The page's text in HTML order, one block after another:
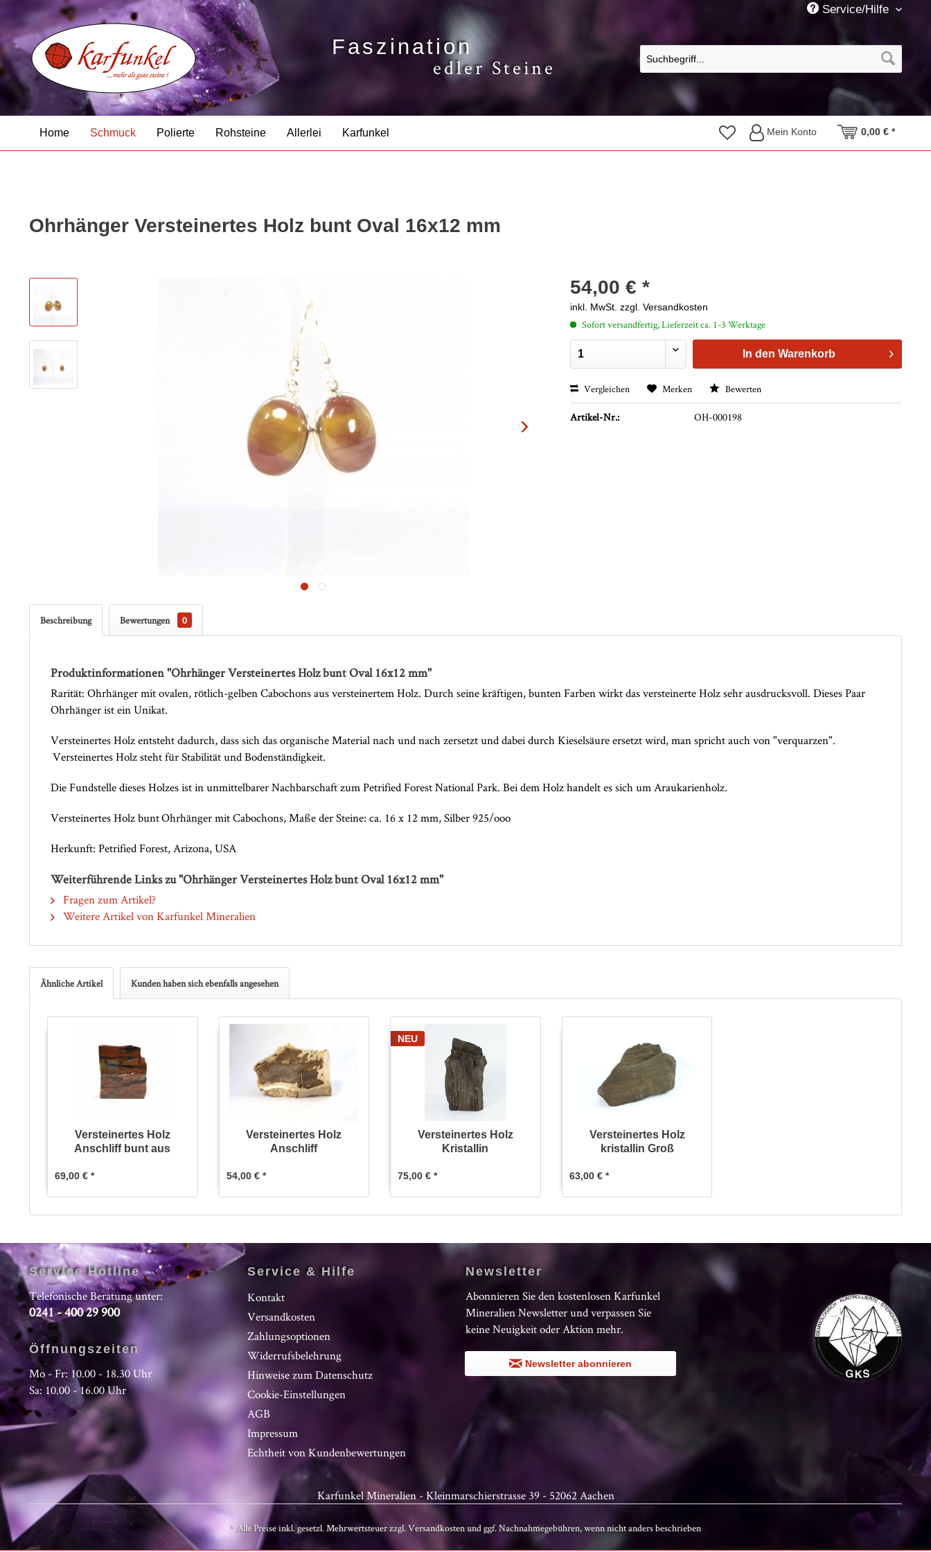
Service/Hilfe
Faszination
edler Steine
Home Schmuck Polierte Rohsteine Allerlei Karfunkel Mein Konto 0,00 € *
Ohrhänger Versteinertes Holz bunt Oval 16x12 mm
54,00 € *
inkl. MwSt.zzgl. Versandkosten
Sofort versandfertig, Lieferzeit ca. 1-3 Werktage
In den Warenkorb
Vergleichen Merken Bewerten
Artikel-Nr.: OH-000198
Beschreibung Bewertungen 0
Produktinformationen "Ohrhänger Versteinertes Holz bunt Oval 16x12 mm"
Rarität: Ohrhänger mit ovalen, rötlich-gelben Cabochons aus versteinertem Holz. Durch seine kräftigen, bunten Farben wirkt das versteinerte Holz sehr ausdrucksvoll. Dieses Paar
Ohrhänger ist ein Unikat.
Versteinertes Holz entsteht dadurch, dass sich das organische Material nach und nach zersetzt und dabei durch Kieselsäure ersetzt wird, man spricht auch von "verquarzen".
Versteinertes Holz steht für Stabilität und Bodenständigkeit.
Die Fundstelle dieses Holzes ist in unmittelbarer Nachbarschaft zum Petrified Forest National Park. Bei dem Holz handelt es sich um Araukarienholz.
Versteinertes Holz bunt Ohrhänger mit Cabochons, Maße der Steine: ca. 16 x 12 mm, Silber 925/ooo
Herkunft: Petrified Forest, Arizona, USA
Weiterführende Links zu "Ohrhänger Versteinertes Holz bunt Oval 16x12 mm"
Fragen zum Artikel?
Weitere Artikel von Karfunkel Mineralien
Ähnliche Artikel Kunden haben sich ebenfalls angesehen
Versteinertes Holz
Anschliff bunt aus
69,00 € *
Versteinertes Holz
Anschliff
54,00 € *
NEU
Versteinertes Holz
Kristallin
75,00 € *
Versteinertes Holz
kristallin Groß
63,00 € *
Service Hotline
Telefonische Beratung unter:
0241 - 400 29 900
Öffnungszeiten
Mo - Fr: 10.00 - 18.30 Uhr
Sa: 10.00 - 16.00 Uhr
Service & Hilfe
Kontakt
Versandkosten
Zahlungsoptionen
Widerrufsbelehrung
Hinweise zum Datenschutz
Cookie-Einstellungen
AGB
Impressum
Echtheit von Kundenbewertungen
Newsletter
Abonnieren Sie den kostenlosen Karfunkel
Mineralien Newsletter und verpassen Sie
keine Neuigkeit oder Aktion mehr.
Newsletter abonnieren
Karfunkel Mineralien - Kleinmarschierstrasse 39 - 52062 Aachen
* Alle Preise inkl. gesetzl. Mehrwertsteuer zzgl. Versandkostenund ggf. Nachnahmegebühren, wenn nicht anders beschrieben